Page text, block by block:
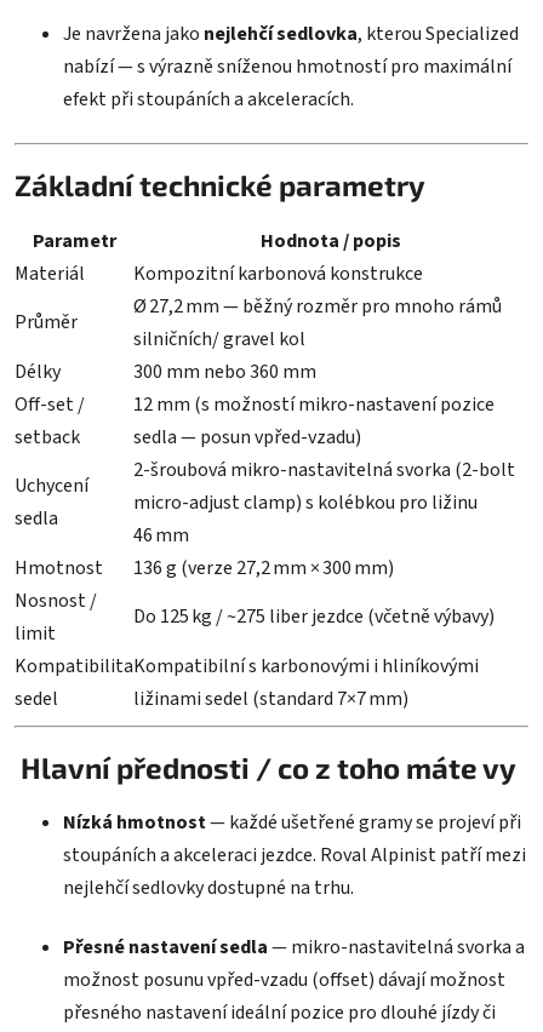
Je navržena jako nejlehčí sedlovka, kterou Specialized
nabízí — s výrazně sníženou hmotností pro maximální
efekt při stoupáních a akceleracích.
Základní technické parametry
Parametr
Hodnota / popis
Materiál
Kompozitní kar­bonová konstrukce
Průměr
Ø 27,2 mm — běžný rozměr pro mnoho rámů
silničních/ gravel kol
Délky
300 mm nebo 360 mm
Off‑set /
setback
12 mm (s možností mikro‑nastavení pozice
sedla — posun vpřed‑vzadu)
Uchycení
sedla
2‑šroubová mikro‑nastavitelná svorka (2‑bolt
micro‑adjust clamp) s kolébkou pro ližinu
46 mm
Hmotnost
136 g (verze 27,2 mm × 300 mm)
Nosnost /
limit
Do 125 kg / ~275 liber jezdce (včetně výbavy)
Kompatibilita
sedel
Kompatibilní s karbonovými i hliníkovými
ližinami sedel (standard 7×7 mm)
Hlavní přednosti / co z toho máte vy
Nízká hmotnost— každé ušetřené gramy se projeví při
stoupáních a akceleraci jezdce. Roval Alpinist patří mezi
nejlehčí sedlovky dostupné na trhu.
Přesné nastavení sedla— mikro‑nastavitelná svorka a
možnost posunu vpřed‑vzadu (offset) dávají možnost
přesného nastavení ideální pozice pro dlouhé jízdy či